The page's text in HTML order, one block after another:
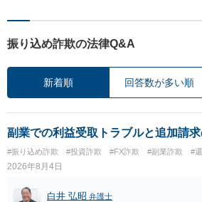
振り込め詐欺の法律Q&A
新着順 回答数が多い順
副業での利益受取トラブルと追加請
#振り込め詐欺 #投資詐欺 #FX詐欺 #副業詐欺 #
2026年8月4日
白井 弘昭 弁護士